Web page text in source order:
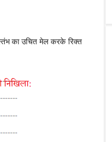
का उचित मेल करके रिक्त